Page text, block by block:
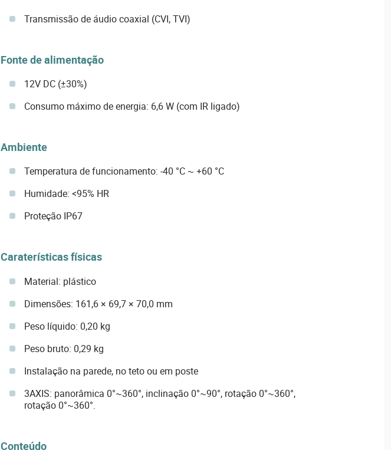
Transmissão de áudio coaxial (CVI, TVI)
Fonte de alimentação
12V DC (±30%)
Consumo máximo de energia: 6,6 W (com IR ligado)
Ambiente
Temperatura de funcionamento: -40 °C ~ +60 °C
Humidade: <95% HR
Proteção IP67
Caraterísticas físicas
Material: plástico
Dimensões: 161,6 × 69,7 × 70,0 mm
Peso líquido: 0,20 kg
Peso bruto: 0,29 kg
Instalação na parede, no teto ou em poste
3AXIS: panorâmica 0°~360°, inclinação 0°~90°, rotação 0°~360°,
rotação 0°~360°.
Conteúdo